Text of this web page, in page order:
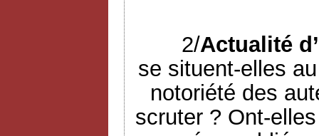
2/Actualité
se situent-elles
notoriété des
scruter ? Ont-